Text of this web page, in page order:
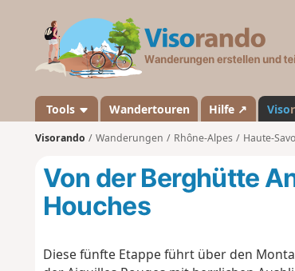
Tools Wandertouren Hilfe ↗ Viso
Visorando Wanderungen Rhône-Alpes Haute-
Von der Berghütte
Houches
Diese fünfte Etappe führt über den